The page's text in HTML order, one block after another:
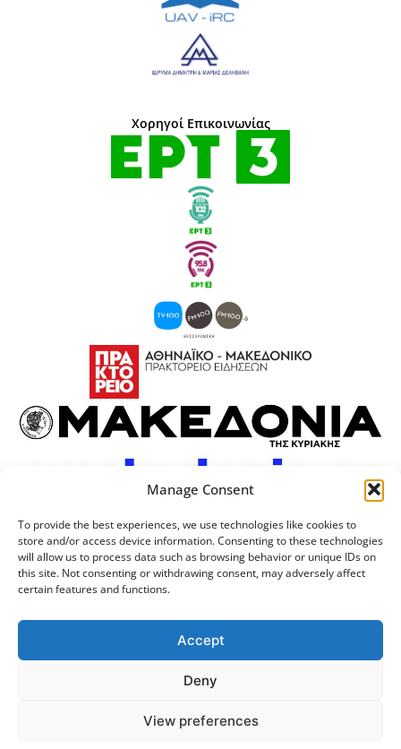
Manage Consent
To provide the best experiences, we use technologies like cookies to
store and/or access device information. Consenting to these technologies
will allow us to process data such as browsing behavior or unique IDs on
this site. Not consenting or withdrawing consent, may adversely affect
certain features and functions.
Accept
Deny
View preferences
Χορηγοί Επικοινωνίας
Προσωπικά Δεδομένα
Λογότυπος
Πανεπιστήμιο Θεσσαλονίκης
Διακυβέρνησης ΑΠΘ